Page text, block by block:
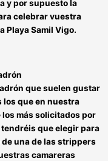
y por supuesto la
celebrar vuestra
Playa Samil Vigo.
que suelen gustar
los que en nuestra
más solicitados por
que elegir para
una de lasstrippers
camareras